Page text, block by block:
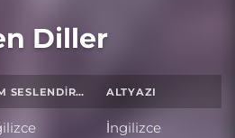
Diller
TAM SESLENDIRME ALTYAZI
İngilizce